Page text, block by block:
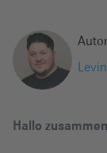
Autor
Hallo